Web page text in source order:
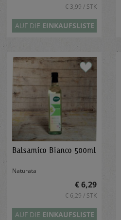
€ 3,99 / STK
AUF DIE EINKAUFSLISTE
Balsamico Bianco 500ml
Naturata
€ 6,29
€ 6,29 / STK
AUF DIE EINKAUFSLISTE